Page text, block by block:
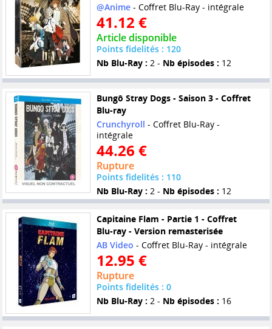
@Anime- Coffret Blu-Ray - intégrale
41.12 €
Article disponible
Points fidelités : 120
Nb Blu-Ray : 2 - Nb épisodes : 12
Bungô Stray Dogs - Saison 3 - Coffret
Blu-ray
Crunchyroll - Coffret Blu-Ray -
intégrale
44.26 €
Rupture
Points fidelités : 110
Nb Blu-Ray : 2 - Nb épisodes : 12
Capitaine Flam - Partie 1 - Coffret
Blu-ray - Version remasterisée
AB Video - Coffret Blu-Ray - intégrale
12.95 €
Rupture
Points fidelités : 0
Nb Blu-Ray : 2 - Nb épisodes : 16